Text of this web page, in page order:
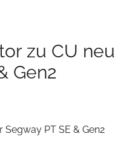
zu CU neu
Gen2
PT SE & Gen2